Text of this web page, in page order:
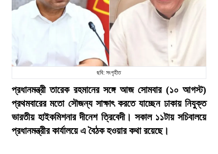
ছবি: সংগৃহীত
প্রধানমন্ত্রী তারেক রহমানের সঙ্গে আজ সোমবার (১০ আগস্ট)
প্রথমবারের মতো সৌজন্য সাক্ষাৎ করতে যাচ্ছেন ঢাকায় নিযুক্ত
ভারতীয় হাইকমিশনার দীনেশ ত্রিবেদী। সকাল ১১টায় সচিবালয়ে
প্রধানমন্ত্রীর কার্যালয়ে এ বৈঠক হওয়ার কথা রয়েছে।